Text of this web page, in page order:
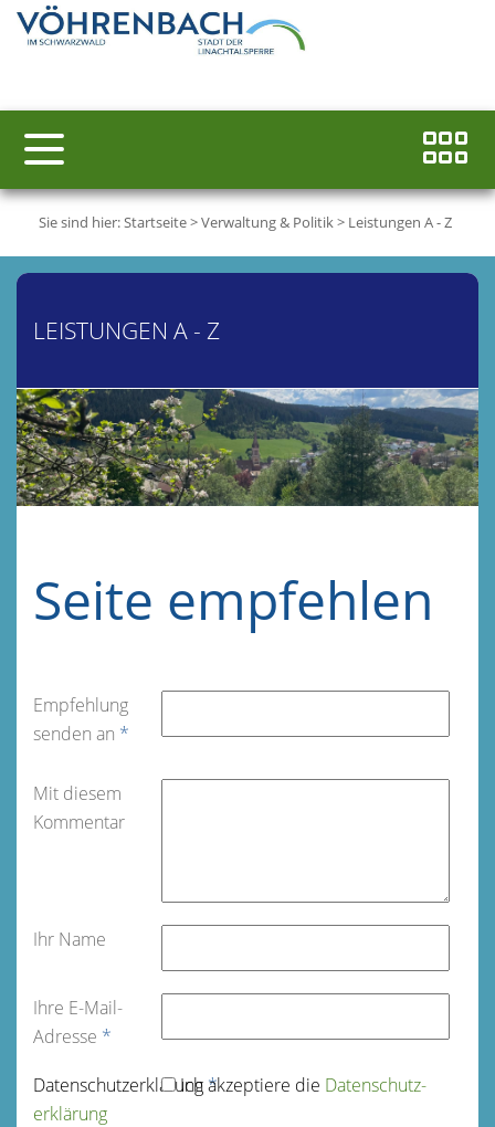
Sie sind hier:Startseite>Verwaltung & Politik> Leistungen A - Z
LEISTUNGEN A - Z
Seite empfehlen
Empfehlung
senden an *
Mit diesem
Kommentar
Ihr Name
Ihre E-Mail-
Adresse *
Datenschutz­erklärung*
Ich akzeptiere die Datenschutz­
erklärung